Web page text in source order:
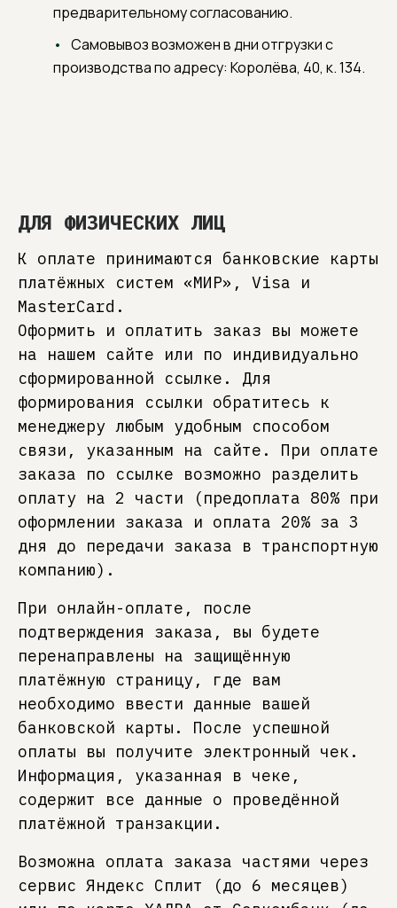
предварительному согласованию.
Самовывоз возможен в дни отгрузки с
производства по адресу: Королёва, 40, к. 134.
ДЛЯ ФИЗИЧЕСКИХ ЛИЦ
К оплате принимаются банковские карты
платёжных систем «МИР», Visa и
MasterCard.
Оформить и оплатить заказ вы можете
на нашем сайте или по индивидуально
сформированной ссылке. Для
формирования ссылки обратитесь к
менеджеру любым удобным способом
связи, указанным на сайте. При оплате
заказа по ссылке возможно разделить
оплату на 2 части (предоплата 80% при
оформлении заказа и оплата 20% за 3
дня до передачи заказа в транспортную
компанию).
При онлайн-оплате, после
подтверждения заказа, вы будете
перенаправлены на защищённую
платёжную страницу, где вам
необходимо ввести данные вашей
банковской карты. После успешной
оплаты вы получите электронный чек.
Информация, указанная в чеке,
содержит все данные о проведённой
платёжной транзакции.
Возможна оплата заказа частями через
сервис Яндекс Сплит (до 6 месяцев)